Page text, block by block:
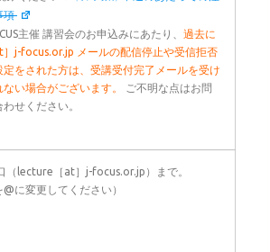
項
主催 講習会のお申込みにあたり、 過去に
］j-focus.or.jp メールの配信停止や受信拒否
定をされた方は、受講受付完了メールを受け
ない場合がございます。
ご不明な点はお問
わせください。
（lecture［at］j-focus.or.jp）まで。
@に変更してください）